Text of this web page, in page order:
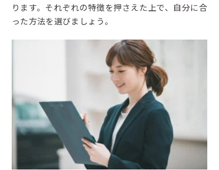
ります。それぞれの特徴を押さえた上で、自分に合
った方法を選びましょう。